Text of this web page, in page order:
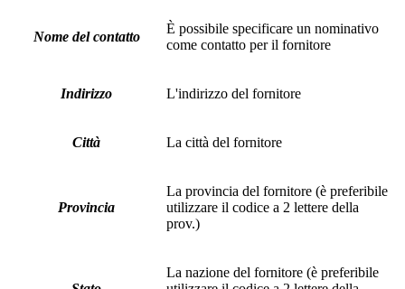
Nome del contatto
È possibile specificare un nominativo
come contatto per il fornitore
Indirizzo L'indirizzo del fornitore
Città La città del fornitore
Provincia
La provincia del fornitore (è preferibile
utilizzare il codice a 2 lettere della
prov.)
La nazione del fornitore (è preferibile